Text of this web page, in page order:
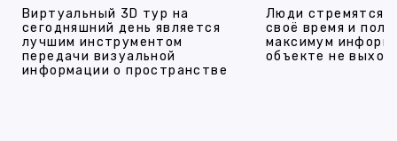
Виртуальный 3D тур на
сегодняшний день является
лучшим инструментом
передачи визуальной
информации о пространстве
Люди стремятся
своё время и
максимум
объекте не